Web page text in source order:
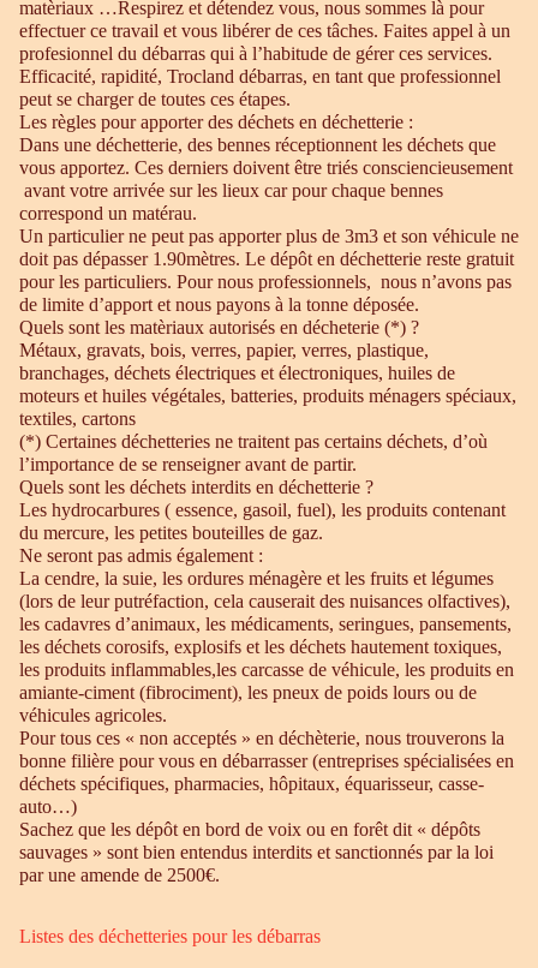
matèriaux …Respirez et détendez vous, nous sommes là pour
effectuer ce travail et vous libérer de ces tâches. Faites appel à un
profesionnel du débarras qui à l’habitude de gérer ces services.
Efficacité, rapidité, Trocland débarras, en tant que professionnel
peut se charger de toutes ces étapes.
Les règles pour apporter des déchets en déchetterie :
Dans une déchetterie, des bennes réceptionnent les déchets que
vous apportez. Ces derniers doivent être triés consciencieusement
avant votre arrivée sur les lieux car pour chaque bennes
correspond un matérau.
Un particulier ne peut pas apporter plus de 3m3 et son véhicule ne
doit pas dépasser 1.90mètres. Le dépôt en déchetterie reste gratuit
pour les particuliers. Pour nous professionnels, nous n’avons pas
de limite d’apport et nous payons à la tonne déposée.
Quels sont les matèriaux autorisés en décheterie (*) ?
Métaux, gravats, bois, verres, papier, verres, plastique,
branchages, déchets électriques et électroniques, huiles de
moteurs et huiles végétales, batteries, produits ménagers spéciaux,
textiles, cartons
(*) Certaines déchetteries ne traitent pas certains déchets, d’où
l’importance de se renseigner avant de partir.
Quels sont les déchets interdits en déchetterie ?
Les hydrocarbures ( essence, gasoil, fuel), les produits contenant
du mercure, les petites bouteilles de gaz.
Ne seront pas admis également :
La cendre, la suie, les ordures ménagère et les fruits et légumes
(lors de leur putréfaction, cela causerait des nuisances olfactives),
les cadavres d’animaux, les médicaments, seringues, pansements,
les déchets corosifs, explosifs et les déchets hautement toxiques,
les produits inflammables,les carcasse de véhicule, les produits en
amiante-ciment (fibrociment), les pneux de poids lours ou de
véhicules agricoles.
Pour tous ces « non acceptés » en déchèterie, nous trouverons la
bonne filière pour vous en débarrasser (entreprises spécialisées en
déchets spécifiques, pharmacies, hôpitaux, équarisseur, casse-
auto…)
Sachez que les dépôt en bord de voix ou en forêt dit « dépôts
sauvages » sont bien entendus interdits et sanctionnés par la loi
par une amende de 2500€.
Listes des déchetteries pour les débarras